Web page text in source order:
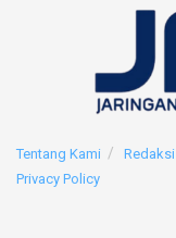
Tentang Kami Redaksi
Privacy Policy